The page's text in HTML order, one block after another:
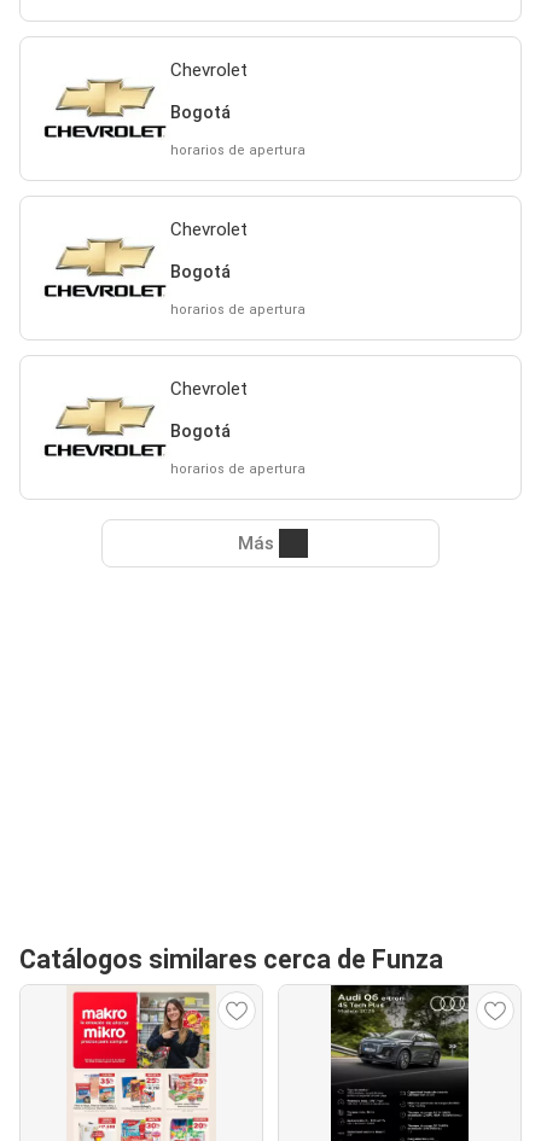
Chevrolet
Bogotá
horarios de apertura
Chevrolet
Bogotá
horarios de apertura
Chevrolet
Bogotá
horarios de apertura
Más
Catálogos similares cerca de Funza